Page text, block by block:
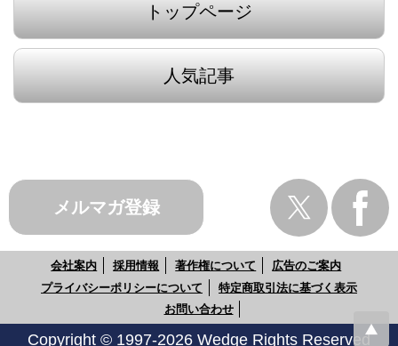
トップページ
人気記事
メルマガ登録
会社案内 採用情報 著作権について
広告のご案内
プライバシーポリシーについて
特定商取引法に基づく表示
お問い合わせ
Copyright © 1997-2026 Wedge Rights Reserved